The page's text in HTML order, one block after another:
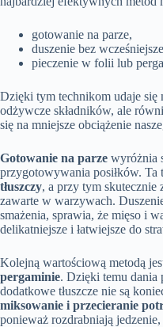
gotowanie na parze,
duszenie bez
pieczenie w folii lub
Dzięki tym technikom udaje się
odżywcze składników, ale
się na mniejsze obciążenie
Gotowanie na parze wyróżnia
przygotowywania posiłków. Ta
tłuszczy, a przy tym skutecznie
zawarte w warzywach.
smażenia, sprawia, że mięso i
delikatniejsze i łatwiejsze do
Kolejną wartościową metodą
pergaminie. Dzięki temu dania
dodatkowe tłuszcze nie są
miksowanie i przecieranie
ponieważ rozdrabniają